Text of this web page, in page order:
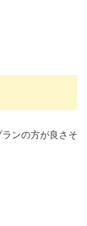
ンの方が良さそ